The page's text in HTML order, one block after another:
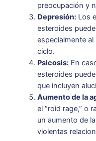
preocupación y
Depresión:Los
esteroides
especialmente
ciclo.
Psicosis:En
esteroides
que incluyen
Aumento de la
el “roid rage,” o
un aumento de
violentas